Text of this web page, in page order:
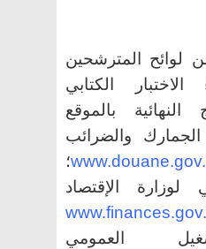
لوائح المترشحين
الاختبار الكتابي
النهائية بالموقع
الجمارك والضرائب
؛
لوزارة الإقتصاد
العمومي